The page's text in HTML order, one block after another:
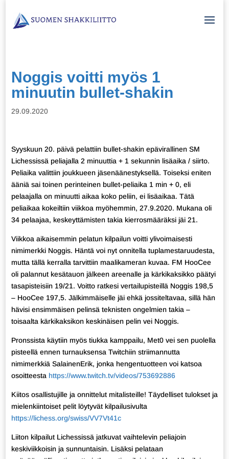
Noggis voitti myös 1
minuutin bullet-shakin
29.09.2020
Syyskuun 20. päivä pelattiin bullet-shakin epävirallinen SM
Lichessissä peliajalla 2 minuuttia + 1 sekunnin lisäaika / siirto.
Peliaika valittiin joukkueen jäsenäänestyksellä. Toiseksi eniten
ääniä sai toinen perinteinen bullet-peliaika 1 min + 0, eli
pelaajalla on minuutti aikaa koko peliin, ei lisäaikaa. Tätä
peliaikaa kokeiltiin viikkoa myöhemmin, 27.9.2020. Mukana oli
34 pelaajaa, keskeyttämisten takia kierrosmääräksi jäi 21.
Viikkoa aikaisemmin pelatun kilpailun voitti ylivoimaisesti
nimimerkki Noggis. Häntä voi nyt onnitella tuplamestaruudesta,
mutta tällä kerralla tarvittiin maalikameran kuvaa. FM HooCee
oli palannut kesätauon jälkeen areenalle ja kärkikaksikko päätyi
tasapisteisiin 19/21. Voitto ratkesi vertailupisteillä Noggis 198,5
– HooCee 197,5. Jälkimmäiselle jäi ehkä jossiteltavaa, sillä hän
hävisi ensimmäisen pelinsä teknisten ongelmien takia –
toisaalta kärkikaksikon keskinäisen pelin vei Noggis.
Pronssista käytiin myös tiukka kamppailu, Met0 vei sen puolella
pisteellä ennen turnauksensa Twitchiin striimannutta
nimimerkkiä SalainenErik, jonka hengentuotteen voi katsoa
osoitteesta https://www.twitch.tv/videos/753692886
Kiitos osallistujille ja onnittelut mitalisteille! Täydelliset tulokset ja
mielenkiintoiset pelit löytyvät kilpailusivulta
https://lichess.org/swiss/VV7Vt41c
Liiton kilpailut Lichessissä jatkuvat vaihtelevin peliajoin
keskiviikkoisin ja sunnuntaisin. Lisäksi pelataan